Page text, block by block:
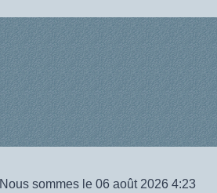
Nous sommes le 06 août 2026 4:23